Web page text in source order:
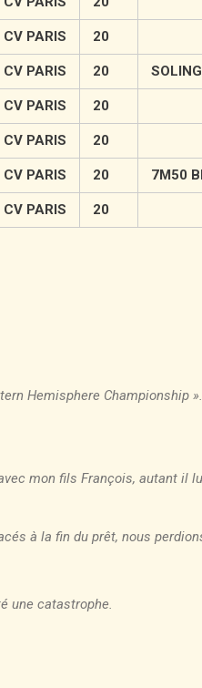
CV PARIS 20
CV PARIS 20 SOLING
CV PARIS 20
CV PARIS 20
CV PARIS 20 7M50
CV PARIS 20
Hemisphere Championship ».
mon fils François, autant il
à la fin du prêt, nous
une catastrophe.